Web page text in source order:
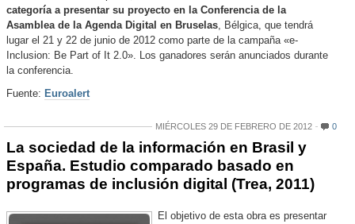
categoría a presentar su proyecto en la Conferencia de la
Asamblea de la Agenda Digital en Bruselas, Bélgica, que tendrá
lugar el 21 y 22 de junio de 2012 como parte de la campaña «e-
Inclusion: Be Part of It 2.0». Los ganadores serán anunciados durante
la conferencia.
Fuente: Euroalert
MIÉRCOLES 29 DE FEBRERO DE 2012 0
La sociedad de la información en Brasil y
España. Estudio comparado basado en
programas de inclusión digital (Trea, 2011)
El objetivo de esta obra es presentar